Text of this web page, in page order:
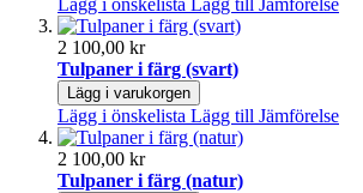
2 100,00 kr
Tulpaner i färg (svart)
Lägg i varukorgen
Lägg i önskelista Lägg till Jämförelse
2 100,00 kr
Tulpaner i färg (natur)